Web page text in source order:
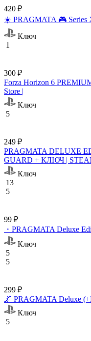
420 ₽
☀️ PRAGMATA 🎮 Series
Ключ
1
300 ₽
Forza Horizon 6
Store |
Ключ
5
249 ₽
PRAGMATA DELUXE
GUARD + КЛЮЧ |
Ключ
13
5
99 ₽
・PRAGMATA Deluxe
Ключ
5
5
299 ₽
🌌 PRAGMATA Deluxe
Ключ
5